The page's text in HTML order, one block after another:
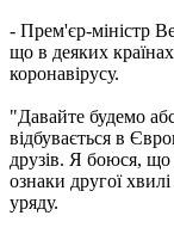
- Прем'єр-міністр
що в деяких
коронавірусу.
"Давайте будемо
відбувається в
друзів. Я боюся,
ознаки другої
уряду.